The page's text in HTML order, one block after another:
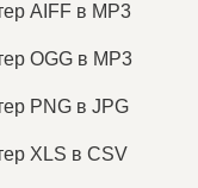
AIFF в MP3
OGG в MP3
PNG в JPG
XLS в CSV